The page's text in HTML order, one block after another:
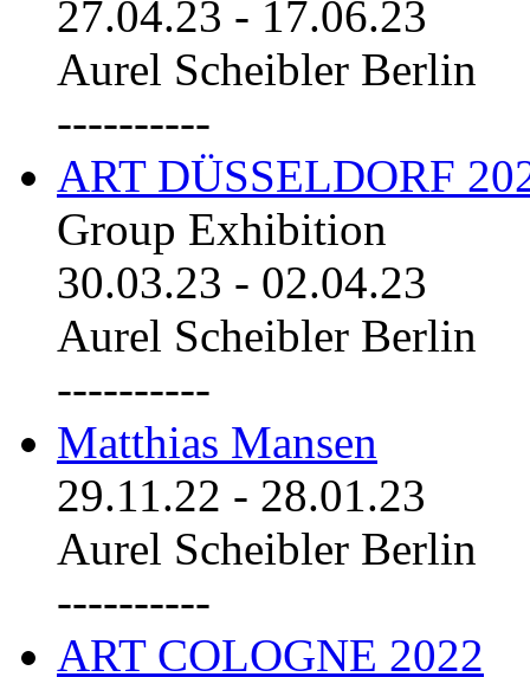
27.04.23 - 17.06.23
Aurel Scheibler Berlin
----------
ART DÜSSELDORF
Group Exhibition
30.03.23 - 02.04.23
Aurel Scheibler Berlin
----------
Matthias Mansen
29.11.22 - 28.01.23
Aurel Scheibler Berlin
----------
ART COLOGNE 2022